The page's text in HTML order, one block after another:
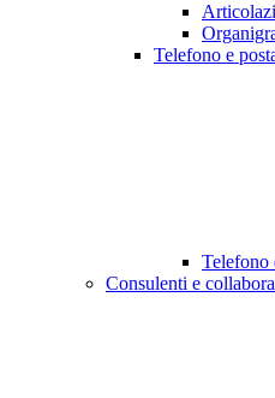
Telefono e
Telefono
Consulenti e